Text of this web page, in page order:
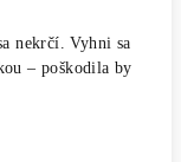
nekrčí. Vyhni sa
– poškodila by